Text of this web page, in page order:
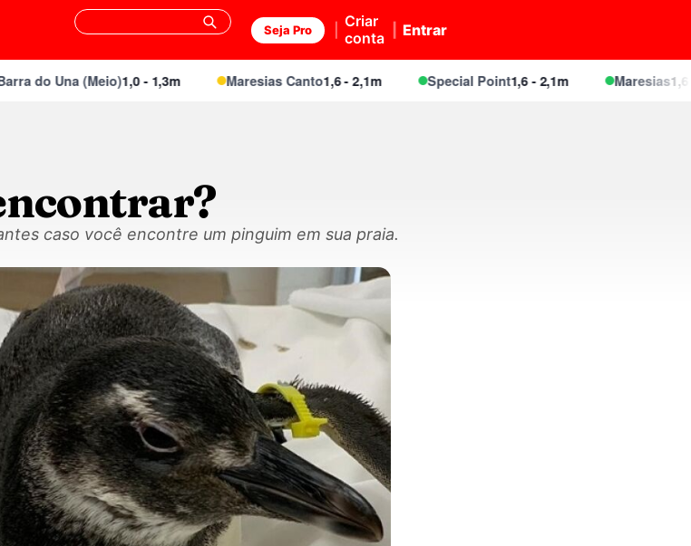
Seja Pro
Criar
conta
Entrar
Una (Meio)1,0 - 1,3m Maresias Canto1,6 - 2,1m Special Point1,6 - 2,1m Maresias1,6 - 2,1m
caso você encontre um pinguim em sua praia.